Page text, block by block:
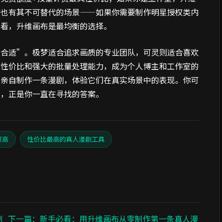
有其不可替代的场景——如果你需要制作明星授权类内
，升维画布是最均衡的选择。
”。极梦适合追求画质的专业团队，可灵则适合喜欢
价比和强大的批量处理能力，成为个人博主和工作室的
自制作一条漫剧，体验它们在真实场景中的表现。你可
正是你一直在寻找的答案。
性价比最高的真人漫剧工具
下一篇：新手必看：用升维画布从零制作第一条真人漫